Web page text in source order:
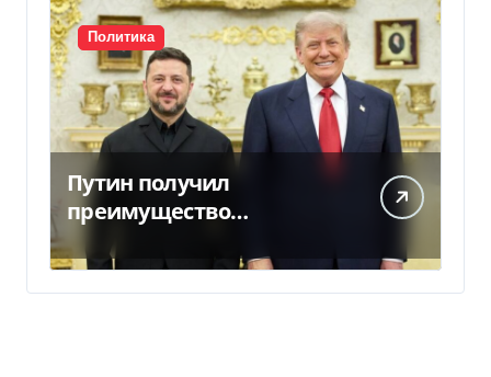
Политика
Путин получил
преимущество
благодаря действиям
США